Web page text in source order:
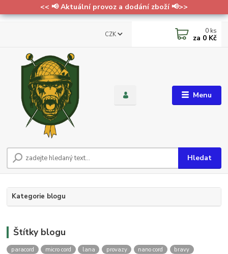
<< 📢 Aktuální provoz a dodání zboží 📢>>
Menu
CZK
Hledat
0 ks
za 0 Kč
Kategorie blogu
Štítky blogu
paracord micro cord lana provazy nano cord
bravy